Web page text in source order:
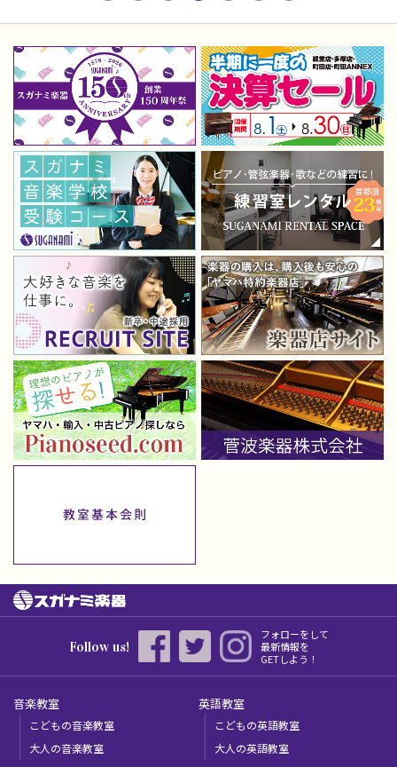
Follow us!
フォローをして
最新情報を
GETしよう！
音楽教室
こどもの音楽教室
大人の音楽教室
英語教室
こどもの英語教室
大人の英語教室